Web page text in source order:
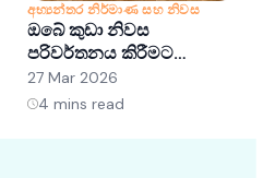
අභ්‍යන්තර නිර්මාණ සහ නිවස
ඔබේ කුඩා නිවස
පරිවර්තනය කිරීමට
අභ්‍යන්තර සැලසුම් හක්ක
5ක්
27 Mar 2026
4 mins read